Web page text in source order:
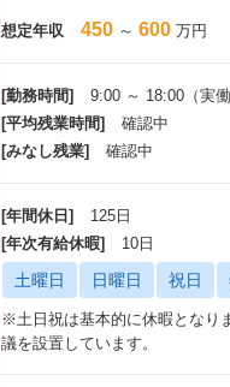
想定年収 450 ～ 600 万円
[勤務時間]
9:00 ～ 18:00（実
[平均残業時間]
確認中
[みなし残業]
確認中
[年間休日]
125日
[年次有給休暇]
10日
土曜日 日曜日 祝日
※土日祝は基本的に休暇となり
議を設置しています。